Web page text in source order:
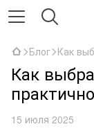
Блог Как
Как
15 июля 2025